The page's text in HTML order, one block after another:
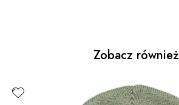
Zobacz również